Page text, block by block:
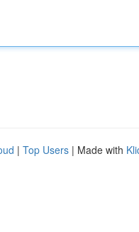
| Top Users | Made with